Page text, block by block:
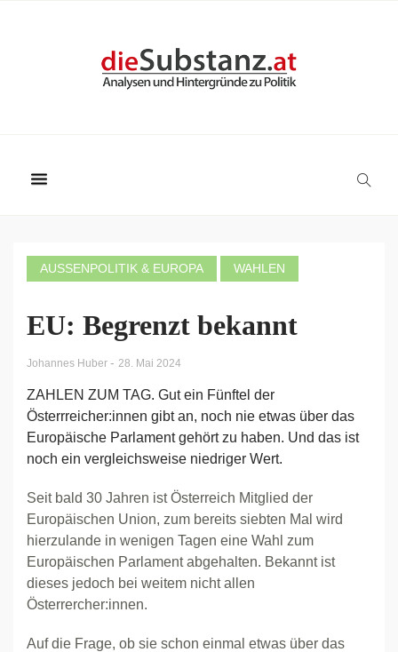
AUSSENPOLITIK & EUROPA WAHLEN
EU: Begrenzt bekannt
Johannes Huber - 28. Mai 2024
ZAHLEN ZUM TAG. Gut ein Fünftel der
Österrreicher:innen gibt an, noch nie etwas über das
Europäische Parlament gehört zu haben. Und das ist
noch ein vergleichsweise niedriger Wert.
Seit bald 30 Jahren ist Österreich Mitglied der
Europäischen Union, zum bereits siebten Mal wird
hierzulande in wenigen Tagen eine Wahl zum
Europäischen Parlament abgehalten. Bekannt ist
dieses jedoch bei weitem nicht allen
Österrercher:innen.
Auf die Frage, ob sie schon einmal etwas über das